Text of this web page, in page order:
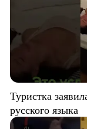
Туристка
русского языка